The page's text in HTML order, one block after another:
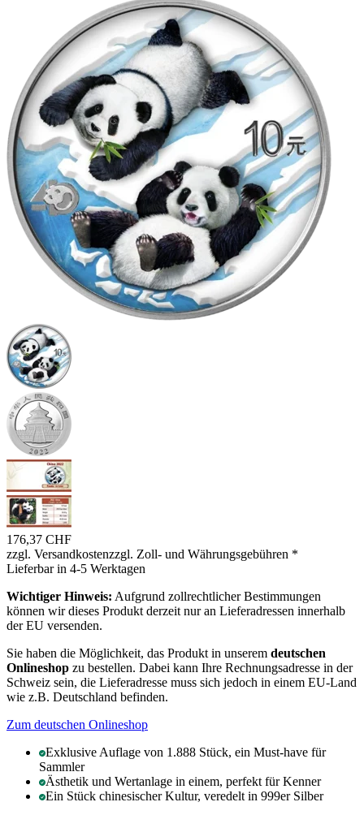
176,37 CHF
zzgl. Versandkostenzzgl. Zoll- und Währungsgebühren *
Lieferbar in 4-5 Werktagen
Wichtiger Hinweis: Aufgrund zollrechtlicher Bestimmungen
können wir dieses Produkt derzeit nur an Lieferadressen innerhalb
der EU versenden.
Sie haben die Möglichkeit, das Produkt in unserem deutschen
Onlineshop zu bestellen. Dabei kann Ihre Rechnungsadresse in der
Schweiz sein, die Lieferadresse muss sich jedoch in einem EU-Land
wie z.B. Deutschland befinden.
Zum deutschen Onlineshop
Exklusive Auflage von 1.888 Stück, ein Must-have für
Sammler
Ästhetik und Wertanlage in einem, perfekt für Kenner
Ein Stück chinesischer Kultur, veredelt in 999er Silber